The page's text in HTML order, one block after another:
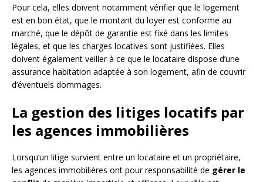
Pour cela, elles doivent notamment vérifier que le logement
est en bon état, que le montant du loyer est conforme au
marché, que le dépôt de garantie est fixé dans les limites
légales, et que les charges locatives sont justifiées. Elles
doivent également veiller à ce que le locataire dispose d’une
assurance habitation adaptée à son logement, afin de couvrir
d’éventuels dommages.
La gestion des litiges locatifs par
les agences immobilières
Lorsqu’un litige survient entre un locataire et un propriétaire,
les agences immobilières ont pour responsabilité de gérer le